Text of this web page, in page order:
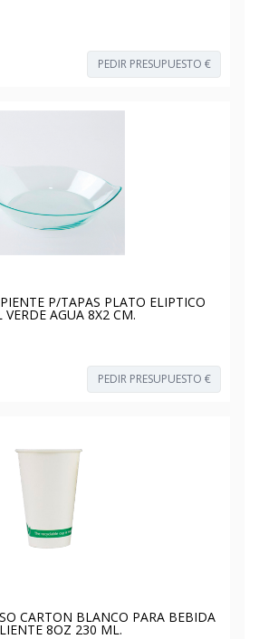
PEDIR PRESUPUESTO €
P/TAPAS PLATO ELIPTICO
AGUA 8X2 CM.
PEDIR PRESUPUESTO €
CARTON BLANCO PARA BEBIDA
8OZ 230 ML.